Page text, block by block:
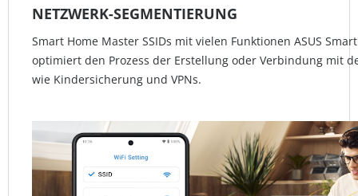
NETZWERK-SEGMENTIERUNG
Smart Home Master SSIDs mit vielen Funktionen ASUS
optimiert den Prozess der Erstellung oder Verbindung mit
wie Kindersicherung und VPNs.